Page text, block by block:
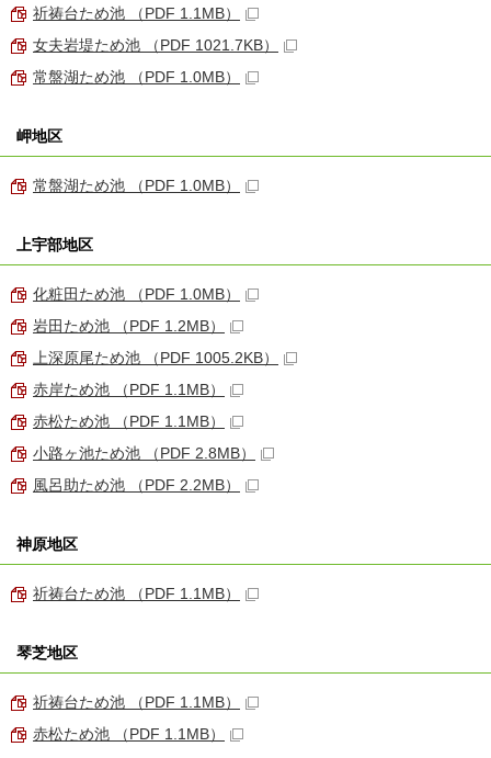
祈祷台ため池 （PDF 1.1MB）
女夫岩堤ため池 （PDF 1021.7KB）
常盤湖ため池 （PDF 1.0MB）
岬地区
常盤湖ため池 （PDF 1.0MB）
上宇部地区
化粧田ため池 （PDF 1.0MB）
岩田ため池 （PDF 1.2MB）
上深原尾ため池 （PDF 1005.2KB）
赤岸ため池 （PDF 1.1MB）
赤松ため池 （PDF 1.1MB）
小路ヶ池ため池 （PDF 2.8MB）
風呂助ため池 （PDF 2.2MB）
神原地区
祈祷台ため池 （PDF 1.1MB）
琴芝地区
祈祷台ため池 （PDF 1.1MB）
赤松ため池 （PDF 1.1MB）